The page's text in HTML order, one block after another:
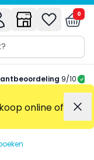
0
9/10
online of